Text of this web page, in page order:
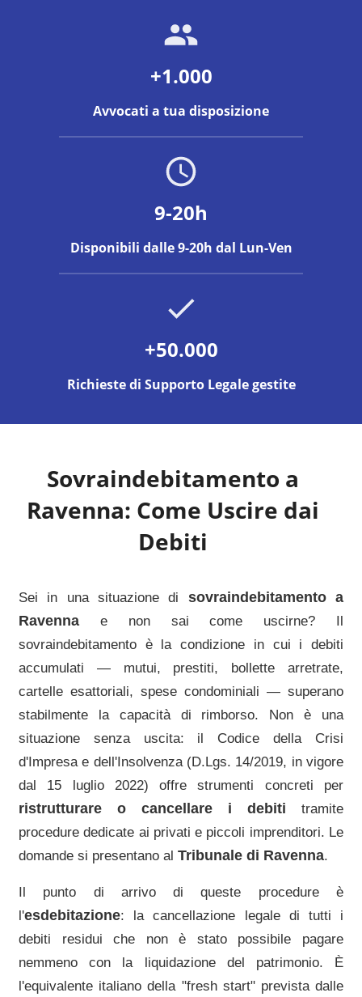
+1.000
Avvocati a tua disposizione
9-20h
Disponibili dalle 9-20h dal Lun-Ven
+50.000
Richieste di Supporto Legale gestite
Sovraindebitamento a
Ravenna: Come Uscire dai
Debiti
Sei in una situazione di
sovraindebitamento a
Ravenna e non sai come uscirne? Il
sovraindebitamento è la condizione in cui i debiti
accumulati — mutui, prestiti, bollette arretrate,
cartelle esattoriali, spese condominiali — superano
stabilmente la capacità di rimborso. Non è una
situazione senza uscita: il Codice della Crisi
d'Impresa e dell'Insolvenza (D.Lgs. 14/2019, in vigore
dal 15 luglio 2022) offre strumenti concreti per
ristrutturare o cancellare i debiti
tramite
procedure dedicate ai privati e piccoli imprenditori. Le
domande si presentano al Tribunale di Ravenna.
Il punto di arrivo di queste procedure è
l'esdebitazione: la cancellazione legale di tutti i
debiti residui che non è stato possibile pagare
nemmeno con la liquidazione del patrimonio. È
l'equivalente italiano della "fresh start" prevista dalle